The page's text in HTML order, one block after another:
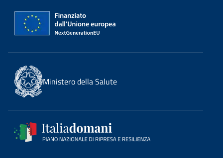
Ministero della Salute